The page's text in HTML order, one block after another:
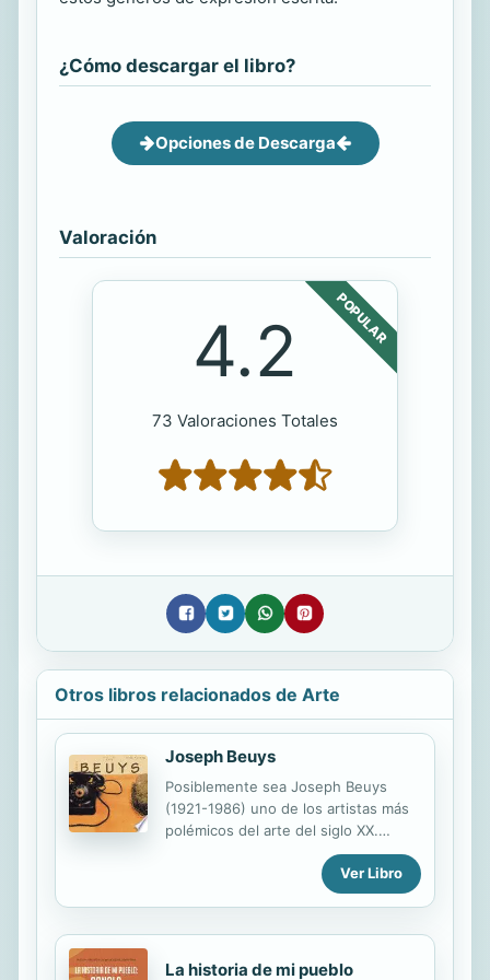
¿Cómo descargar el libro?
Opciones de Descarga
Valoración
POPULAR
4.2
73 Valoraciones Totales
Otros libros relacionados de Arte
Joseph Beuys
Posiblemente sea Joseph Beuys
(1921-1986) uno de los artistas más
polémicos del arte del siglo XX.
Rechazado violentamente por unos,
aclamado y seguido por otros, su
persona y su obra pocas veces han
transitado por diversos territorios
para confluir finalmente en uno, que
Ver Libro
La historia de mi pueblo